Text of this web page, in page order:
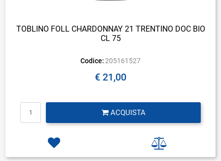
TOBLINO FOLL CHARDONNAY 21 TRENTINO DOC BIO
CL 75
Codice: 205161527
€ 21,00
ACQUISTA